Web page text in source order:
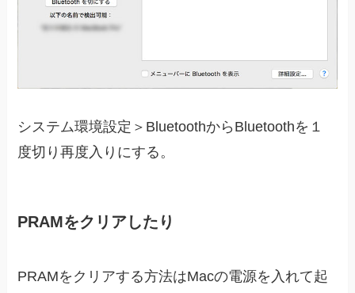
システム環境設定＞BluetoothからBluetoothを１
度切り再度入りにする。
PRAMをクリアしたり
PRAMをクリアする方法はMacの電源を入れて起